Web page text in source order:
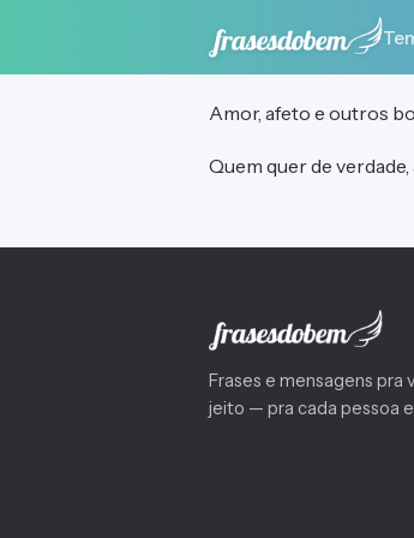
Amor, afeto e outros
Quem quer de
Frases e mensagens pra
jeito — pra cada pessoa